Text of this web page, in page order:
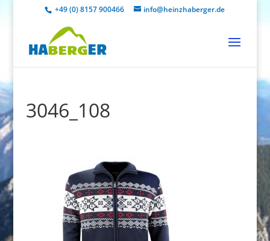
+49 (0) 8157 900466 info@heinzhaberger.de
3046_108